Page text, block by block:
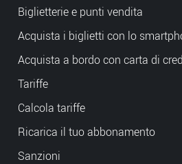
Biglietterie e punti vendita
Acquista i biglietti con lo
Acquista a bordo con carta di
Tariffe
Calcola tariffe
Ricarica il tuo abbonamento
Sanzioni